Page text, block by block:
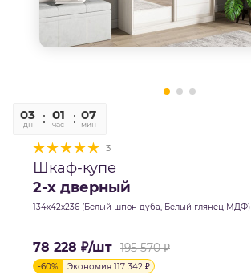
03
дн
01
час
07
мин
3
Шкаф-купе
2-х дверный
134х42х236 (Белый шпон дуба, Белый глянец МДФ)
78 228 ₽/шт 195 570₽
-60% Экономия 117 342 ₽